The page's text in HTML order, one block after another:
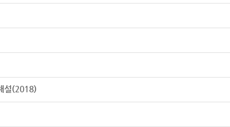
설(2018)